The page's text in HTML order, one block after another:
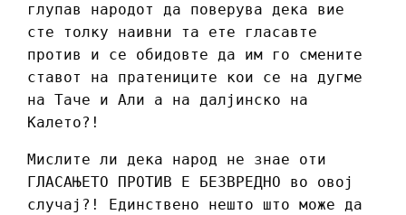
глупав народот да поверува дека вие
сте толку наивни та ете гласавте
против и се обидовте да им го смените
ставот на пратениците кои се на дугме
на Таче и Али а на далјинско на
Калето?!
Мислите ли дека народ не знае оти
ГЛАСАЊЕТО ПРОТИВ Е БЕЗВРЕДНО во овој
случај?! Единствено нешто што може да